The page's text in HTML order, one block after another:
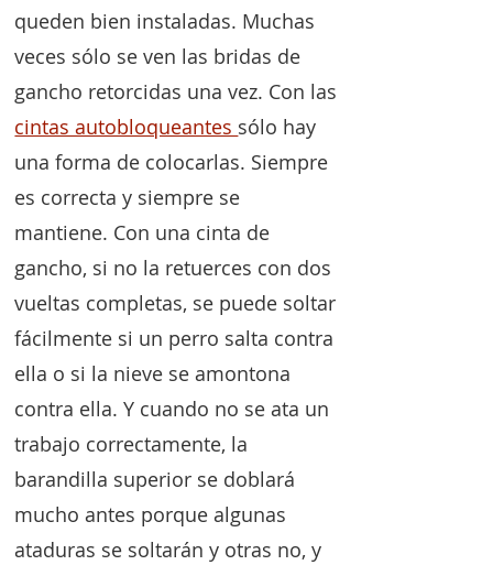
queden bien instaladas. Muchas
veces sólo se ven las bridas de
gancho retorcidas una vez. Con las
cintas autobloqueantes sólo hay
una forma de colocarlas. Siempre
es correcta y siempre se
mantiene. Con una cinta de
gancho, si no la retuerces con dos
vueltas completas, se puede soltar
fácilmente si un perro salta contra
ella o si la nieve se amontona
contra ella. Y cuando no se ata un
trabajo correctamente, la
barandilla superior se doblará
mucho antes porque algunas
ataduras se soltarán y otras no, y